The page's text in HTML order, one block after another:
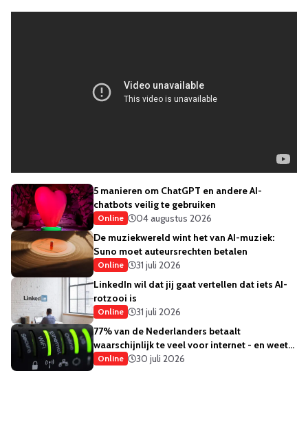
5 manieren om ChatGPT en andere AI-
chatbots veilig te gebruiken
Online
04 augustus 2026
De muziekwereld wint het van AI-muziek:
Suno moet auteursrechten betalen
Online
31 juli 2026
LinkedIn wil dat jij gaat vertellen dat iets AI-
rotzooi is
Online
31 juli 2026
77% van de Nederlanders betaalt
waarschijnlijk te veel voor internet - en weet
het ook
Online 30 juli 2026